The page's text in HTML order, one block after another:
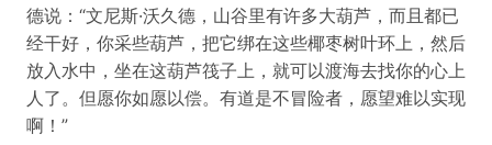
德说：“文尼斯·沃久德，山谷里有许多大葫芦，而且都已
经干好，你采些葫芦，把它绑在这些椰枣树叶环上，然后
放入水中，坐在这葫芦筏子上，就可以渡海去找你的心上
人了。但愿你如愿以偿。有道是不冒险者，愿望难以实现
啊！”